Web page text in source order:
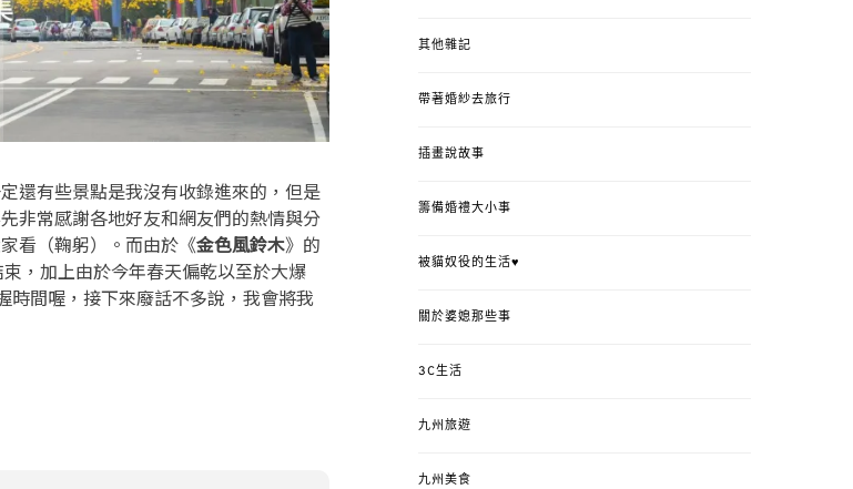
還有些景點是我沒有收錄進來的，但是
非常感謝各地好友和網友們的熱情與分
看（鞠躬）。而由於《金色風鈴木》的
，加上由於今年春天偏乾以至於大爆
時間喔，接下來廢話不多說，我會將我
其他雜記
帶著婚紗去旅行
插畫說故事
籌備婚禮大小事
被貓奴役的生活♥
關於婆媳那些事
3C生活
九州旅遊
九州美食